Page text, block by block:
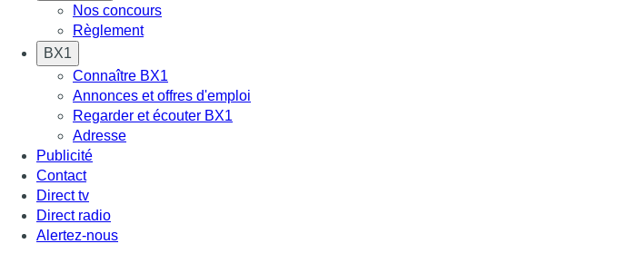
Nos concours
Règlement
BX1
Connaître BX1
Annonces et offres d'emploi
Regarder et écouter BX1
Adresse
Publicité
Contact
Direct tv
Direct radio
Alertez-nous